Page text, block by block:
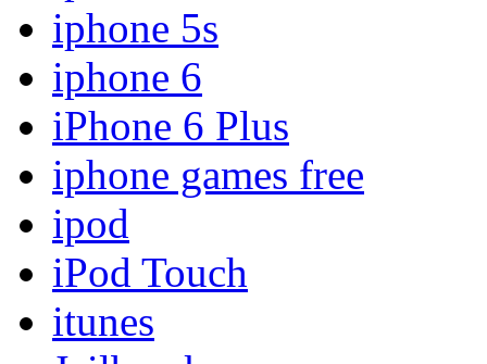
iphone 5s
iphone 6
iPhone 6 Plus
iphone games free
ipod
iPod Touch
itunes